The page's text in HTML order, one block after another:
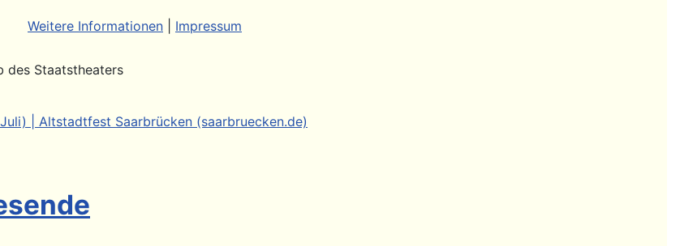
des Staatstheaters
| Altstadtfest Saarbrücken (saarbruecken.de)
Weitere Informationen
Impressum